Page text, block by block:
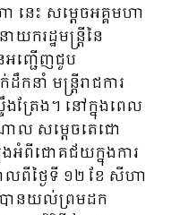
េះ សម្ដេចអគ្គមហា
ករដ្ឋមន្ត្រីនៃ
អញ្ជើញជួប
ាំ មន្ត្រីរាជការ
ទឹងត្រែង។ នៅក្នុងពេល
ល សម្ដេចតេជោ
ងអំពីជោគជ័យ​ក្នុងការ
លពីថ្ងៃទី ១២ ខែ សីហា
បានយល់ព្រមដក